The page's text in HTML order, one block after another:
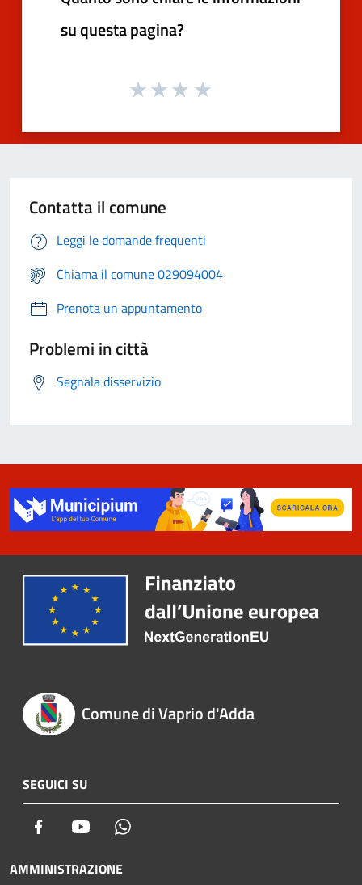
su questa pagina?
Contatta il comune
Leggi le domande frequenti
Chiama il comune 029094004
Prenota un appuntamento
Problemi in città
Segnala disservizio
Comune di Vaprio d'Adda
SEGUICI SU
Facebook Youtube
AMMINISTRAZIONE